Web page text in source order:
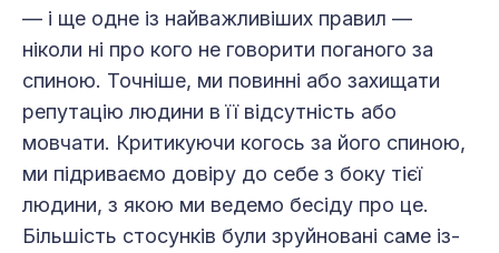
— і ще одне із найважливіших правил —
ніколи ні про кого не говорити поганого за
спиною. Точніше, ми повинні або захищати
репутацію людини в її відсутність або
мовчати. Критикуючи когось за його спиною,
ми підриваємо довіру до себе з боку тієї
людини, з якою ми ведемо бесіду про це.
Більшість стосунків були зруйновані саме із-